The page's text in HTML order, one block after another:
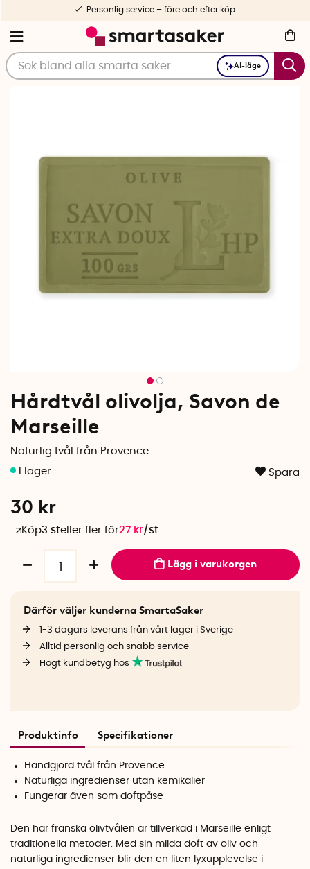
AI-läge
Personlig service – före och efter köp
Hårdtvål olivolja, Savon de
Marseille
Naturlig tvål från Provence
Spara
30 kr
Köp3 steller fler för27 kr/st
Lägg i varukorgen
Därför väljer kunderna SmartaSaker
1-3 dagars leverans från vårt lager i Sverige
Alltid personlig och snabb service
Högt kundbetyg hos
Produktinfo Specifikationer
Handgjord tvål från Provence
Naturliga ingredienser utan kemikalier
Fungerar även som doftpåse
Den här franska olivtvålen är tillverkad i Marseille enligt
traditionella metoder. Med sin milda doft av oliv och
naturliga ingredienser blir den en liten lyxupplevelse i